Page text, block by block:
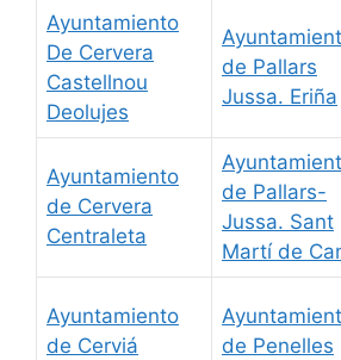
Ayuntamiento
De Cervera
Castellnou
Deolujes
de Pallars
Jussa. Eriña
Ayuntamiento
de Cervera
Centraleta
de Pallars-
Jussa. Sant
Martí de
Ayuntamiento
de Cerviá
de Penelles